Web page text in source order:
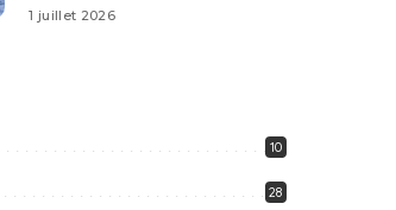
1 juillet 2026
10
28